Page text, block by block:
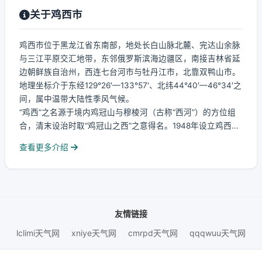
关于鸡西市
鸡西市位于黑龙江省东南部，地处长白山脉北麓、完达山余脉
与三江平原交汇地带，东邻俄罗斯滨海边疆区，南接吉林省延
边朝鲜族自治州，西连七台河市与牡丹江市，北靠双鸭山市。
地理坐标介于东经129°26′—133°57′、北纬44°40′—46°34′之
间，属中温带大陆性季风气候。
“鸡西”之名源于境内鸡冠山与穆棱河（古称“西河”）的方位组
合，清末设治时取“鸡冠山之西”之意得名。1948年设立鸡西...
查看更多介绍
友情链接
lclimi天气网
xniye天气网 cmrpd天气网 qqqwuu天气网